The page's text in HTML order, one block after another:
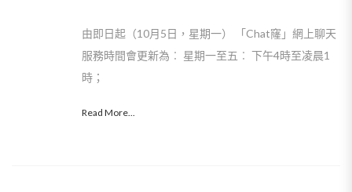
由即日起（10月5日，星期一） 「Chat窿」網上聊天
服務時間會更新為︰ 星期一至五︰ 下午4時至凌晨1
時；
Read More...